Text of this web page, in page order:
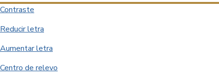
Contraste
Reducir letra
Aumentar letra
Centro de relevo